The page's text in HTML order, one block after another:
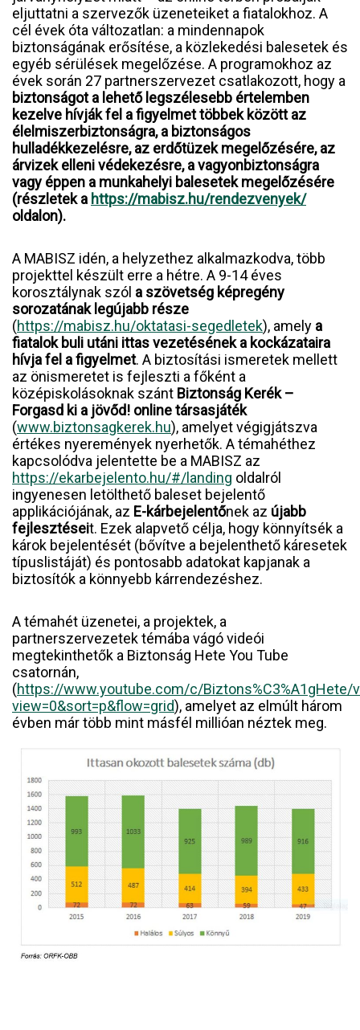
eljuttatni a szervezők üzeneteiket a fiatalokhoz. A
cél évek óta változatlan: a mindennapok
biztonságának erősítése, a közlekedési balesetek és
egyéb sérülések megelőzése. A programokhoz az
évek során 27 partnerszervezet csatlakozott, hogy a
biztonságot a lehető legszélesebb értelemben
kezelve hívják fel a figyelmet többek között az
élelmiszerbiztonságra, a biztonságos
hulladékkezelésre, az erdőtüzek megelőzésére, az
árvizek elleni védekezésre, a vagyonbiztonságra
vagy éppen a munkahelyi balesetek megelőzésére
(részletek a https://mabisz.hu/rendezvenyek/
oldalon).
A MABISZ idén, a helyzethez alkalmazkodva, több
projekttel készült erre a hétre. A 9-14 éves
korosztálynak szól a szövetség képregény
sorozatának legújabb része
(https://mabisz.hu/oktatasi-segedletek), amely a
fiatalok buli utáni ittas vezetésének a kockázataira
hívja fel a figyelmet. A biztosítási ismeretek mellett
az önismeretet is fejleszti a főként a
középiskolásoknak szánt Biztonság Kerék –
Forgasd ki a jövőd! online társasjáték
(www.biztonsagkerek.hu), amelyet végigjátszva
értékes nyeremények nyerhetők. A témahéthez
kapcsolódva jelentette be a MABISZ az
https://ekarbejelento.hu/#/landing oldalról
ingyenesen letölthető baleset bejelentő
applikációjának, az E-kárbejelentőnek az újabb
fejlesztéseit. Ezek alapvető célja, hogy könnyítsék a
károk bejelentését (bővítve a bejelenthető káresetek
típuslistáját) és pontosabb adatokat kapjanak a
biztosítók a könnyebb kárrendezéshez.
A témahét üzenetei, a projektek, a
partnerszervezetek témába vágó videói
megtekinthetők a Biztonság Hete You Tube
csatornán,
(https://www.youtube.com/c/Biztons%C3%A1gHete/
view=0&sort=p&flow=grid), amelyet az elmúlt három
évben már több mint másfél millióan néztek meg.